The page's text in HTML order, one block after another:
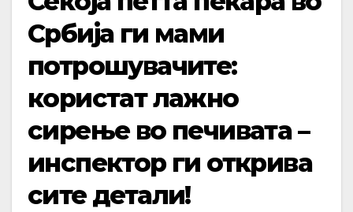
Србија ги мами
потрошувачите:
користат лажно
сирење во печивата –
инспектор ги открива
сите детали!